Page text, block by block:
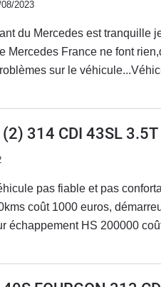
08/2023
du Mercedes est tranquille
France ne font rien,des oui oui
sur le
code et phare ne marche
charnière, direction assistée
au 100 km en conduisant
eu de nombreux
assistance qui vous tenez au
plus vite. Car Mercedes ne
d'autres utilisateurs
(2) 314 CDI 43SL 3.5T
pas fiable et pas
coût 1000 euros,
échappement HS 200000
a 278000 kms et cela devient